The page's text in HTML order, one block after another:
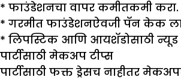
* फाउंडेशनचा वापर कमीतकमी
* गरमीत फाउंडेशनऐवजी पॅन केक
* लिपस्टिक आणि आयशॅडोसाठी
पार्टीसाठी मेकअप टीप्स
पार्टीसाठी फक्त ड्रेसच नाहीतर